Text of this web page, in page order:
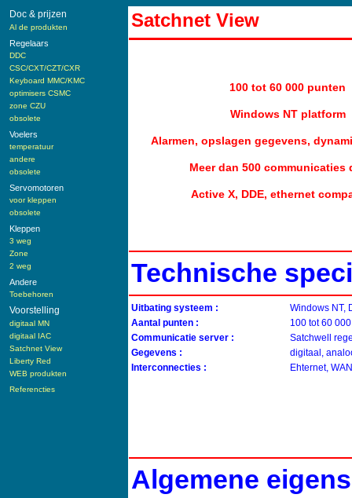
Doc & prijzen
Al de produkten
Regelaars
DDC
CSC/CXT/CZT/CXR
Keyboard MMC/KMC
optimisers CSMC
zone CZU
obsolete
Voelers
temperatuur
andere
obsolete
Servomotoren
voor kleppen
obsolete
Kleppen
3 weg
Zone
2 weg
Andere
Toebehoren
Voorstelling
digitaal MN
digitaal IAC
Satchnet View
Liberty Red
WEB produkten
Referencties
Satchnet View
100 tot 60 000 punten
Windows NT platform
Alarmen, opslagen gegevens,
Meer dan 500 communicaties
Active X, DDE, ethernet
Technische
Uitbating systeem :
Windows NT,
Aantal punten :
100 tot 60
Communicatie server :
Satchwell
Gegevens :
digitaal,
Interconnecties :
Ehternet,
Algemene